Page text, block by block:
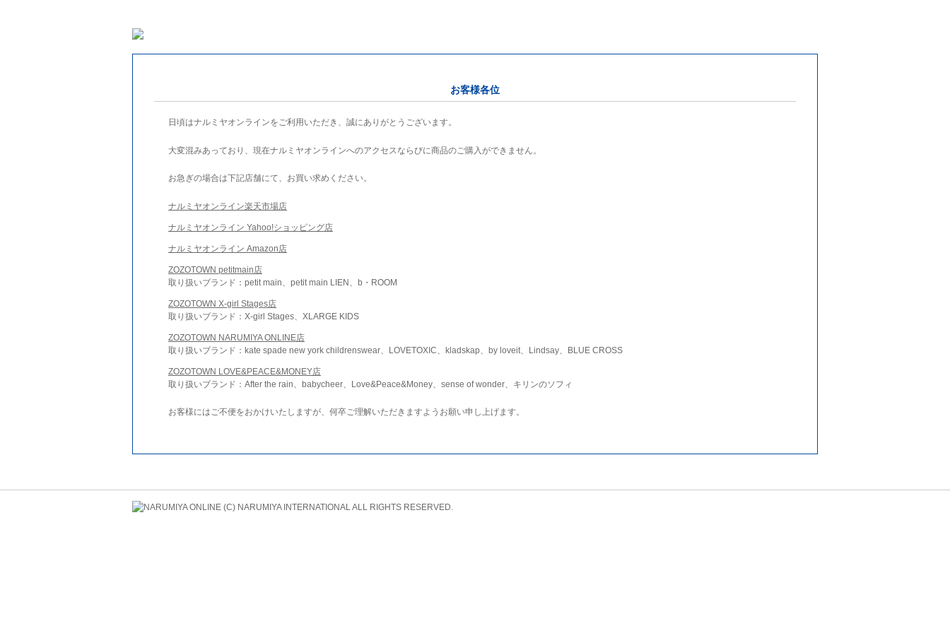
お客様各位
日頃はナルミヤオンラインをご利用いただき、誠にありがとうございます。
大変混みあっており、現在ナルミヤオンラインへのアクセスならびに商品のご購入ができません。
お急ぎの場合は下記店舗にて、お買い求めください。
ナルミヤオンライン楽天市場店
ナルミヤオンライン Yahoo!ショッピング店
ナルミヤオンライン Amazon店
ZOZOTOWN petitmain店
取り扱いブランド：petit main、petit main LIEN、b・ROOM
ZOZOTOWN X-girl Stages店
取り扱いブランド：X-girl Stages、XLARGE KIDS
ZOZOTOWN NARUMIYA ONLINE店
取り扱いブランド：kate spade new york childrenswear、LOVETOXIC、kladskap、by loveit、Lindsay、BLUE CROSS
ZOZOTOWN LOVE&PEACE&MONEY店
取り扱いブランド：After the rain、babycheer、Love&Peace&Money、sense of wonder、キリンのソフィ
お客様にはご不便をおかけいたしますが、何卒ご理解いただきますようお願い申し上げます。